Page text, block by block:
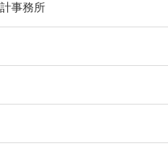
事務所